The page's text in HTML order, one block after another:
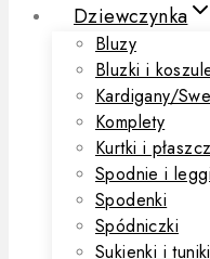
Dziewczynka
Bluzy
Bluzki i
Kardigany/
Komplety
Kurtki i
Spodnie i
Spodenki
Spódniczki
Sukienki i tuniki